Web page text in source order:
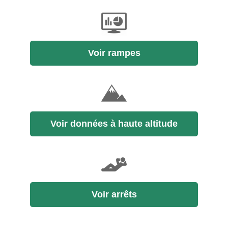
Voir rampes
Voir données à haute altitude
Voir arrêts